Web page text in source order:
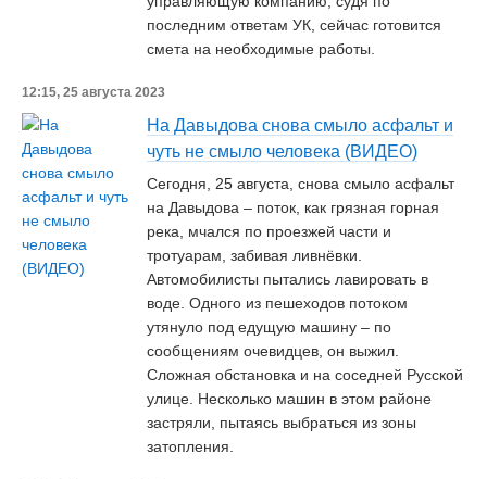
последним ответам УК, сейчас готовится
смета на необходимые работы.
12:15, 25 августа 2023
На Давыдова снова смыло асфальт и
чуть не смыло человека (ВИДЕО)
Сегодня, 25 августа, снова смыло асфальт
на Давыдова – поток, как грязная горная
река, мчался по проезжей части и
тротуарам, забивая ливнёвки.
Автомобилисты пытались лавировать в
воде. Одного из пешеходов потоком
утянуло под едущую машину – по
сообщениям очевидцев, он выжил.
Сложная обстановка и на соседней Русской
улице. Несколько машин в этом районе
застряли, пытаясь выбраться из зоны
затопления.